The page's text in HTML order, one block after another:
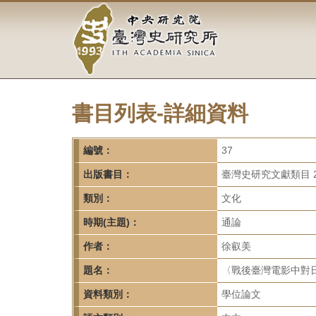
容
中
央
研
究
院-
臺
灣
史
研
究
所-
書目列表-詳細資料
編號： 37
出版書目： 臺灣史研究文獻類目
類別： 文化
時期(主題)： 通論
作者： 徐叡美
題名： 〈戰後臺灣電影中
資料類別： 學位論文